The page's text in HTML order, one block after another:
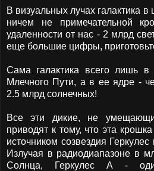
В визуальных лучах галактика
ничем не примечательной
удаленности от нас - 2 млрд
еще большие цифры,
Сама галактика всего лишь в
Млечного Пути, а в ее ядре -
2.5 млрд солнечных!
Все эти дикие, не
приводят к тому, что эта
источником созвездия
Излучая в радиодиапазоне в
Солнца, Геркулес А -